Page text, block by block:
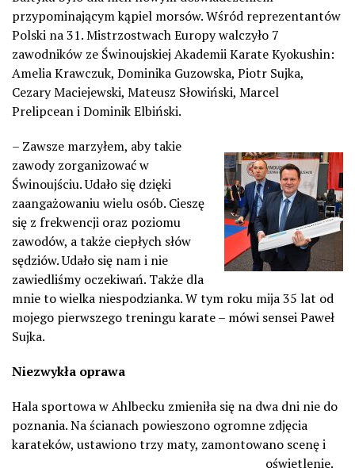
przypominającym kąpiel morsów. Wśród reprezentantów
Polski na 31. Mistrzostwach Europy walczyło 7
zawodników ze Świnoujskiej Akademii Karate Kyokushin:
Amelia Krawczuk, Dominika Guzowska, Piotr Sujka,
Cezary Maciejewski, Mateusz Słowiński, Marcel
Prelipcean i Dominik Elbiński.
– Zawsze marzyłem, aby takie
zawody zorganizować w
Świnoujściu. Udało się dzięki
zaangażowaniu wielu osób. Cieszę
się z frekwencji oraz poziomu
zawodów, a także ciepłych słów
sędziów. Udało się nam i nie
zawiedliśmy oczekiwań. Także dla
mnie to wielka niespodzianka. W tym roku mija 35 lat od
mojego pierwszego treningu karate – mówi sensei Paweł
Sujka.
Niezwykła oprawa
Hala sportowa w Ahlbecku zmieniła się na dwa dni nie do
poznania. Na ścianach powieszono ogromne zdjęcia
karateków, ustawiono trzy maty, zamontowano scenę i
oświetlenie.